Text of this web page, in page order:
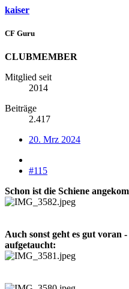
kaiser
CF Guru
CLUBMEMBER
Mitglied seit
2014
Beiträge
2.417
20. Mrz 2024
#115
Schon ist die Schiene
Auch sonst geht es gut voran
aufgetaucht: